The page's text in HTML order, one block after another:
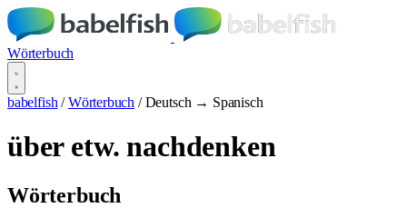
Wörterbuch
babelfish / Wörterbuch / Deutsch → Spanisch
über etw. nachdenken
Wörterbuch